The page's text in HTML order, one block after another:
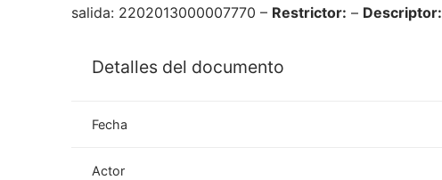
salida: 2202013000007770 – Restrictor: – Descriptor:
Detalles del documento
Fecha
Actor